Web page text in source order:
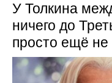
У Толкина
ничего до
просто ещё